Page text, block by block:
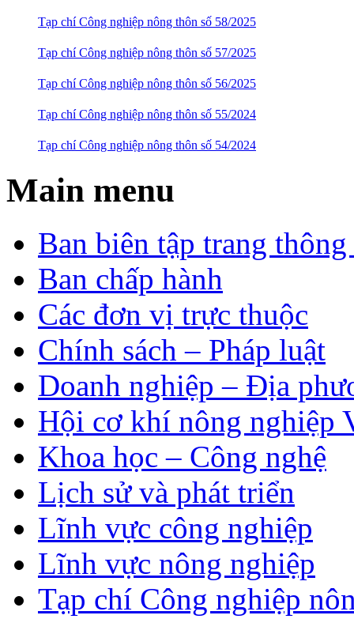
Tạp chí Công nghiệp nông thôn số 58/2025
Tạp chí Công nghiệp nông thôn số 57/2025
Tạp chí Công nghiệp nông thôn số 56/2025
Tạp chí Công nghiệp nông thôn số 55/2024
Tạp chí Công nghiệp nông thôn số 54/2024
Main menu
Ban biên tập trang
Ban chấp hành
Các đơn vị trực thuộc
Chính sách – Pháp luật
Doanh nghiệp – Địa
Hội cơ khí nông nghiệp
Khoa học – Công nghệ
Lịch sử và phát triển
Lĩnh vực công nghiệp
Lĩnh vực nông nghiệp
Tạp chí Công nghiệp